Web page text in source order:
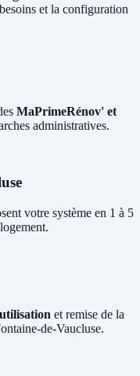
et la configuration
MaPrimeRénov' et
administratives.
votre système en 1 à 5
et remise de la
de-Vaucluse.